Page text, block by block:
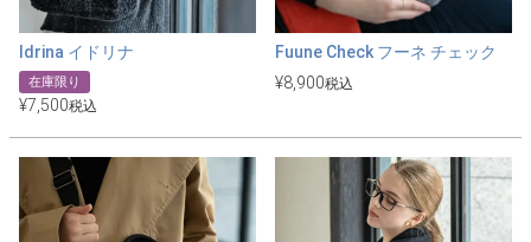
Idrina イドリナ
在庫限り
¥7,500税込
Fuune Check フーネ チェック
¥8,900税込